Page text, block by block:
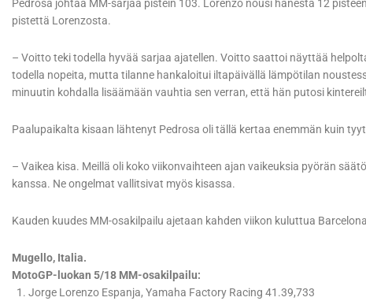
Pedrosa johtaa MM-sarjaa pistein 103. Lorenzo nousi hänestä 12
pistettä Lorenzosta.
– Voitto teki todella hyvää sarjaa ajatellen. Voitto saattoi näyttää
todella nopeita, mutta tilanne hankaloitui iltapäivällä lämpötilan
minuutin kohdalla lisäämään vauhtia sen verran, että hän putosi
Paalupaikalta kisaan lähtenyt Pedrosa oli tällä kertaa enemmän kuin
– Vaikea kisa. Meillä oli koko viikonvaihteen ajan vaikeuksia pyörän
kanssa. Ne ongelmat vallitsivat myös kisassa.
Kauden kuudes MM-osakilpailu ajetaan kahden viikon kuluttua
Mugello, Italia.
MotoGP-luokan 5/18 MM-osakilpailu:
1. Jorge Lorenzo Espanja, Yamaha Factory Racing 41.39,733